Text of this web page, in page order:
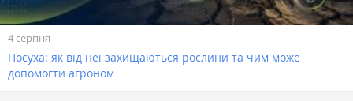
4 серпня
Посуха: як від неї захищаються рослини та чим може
допомогти агроном